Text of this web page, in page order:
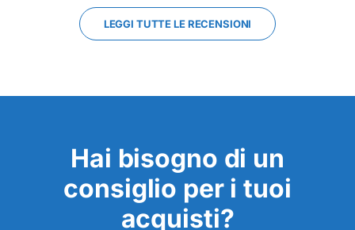
LEGGI TUTTE LE RECENSIONI
Hai bisogno di un
consiglio per i tuoi
acquisti?